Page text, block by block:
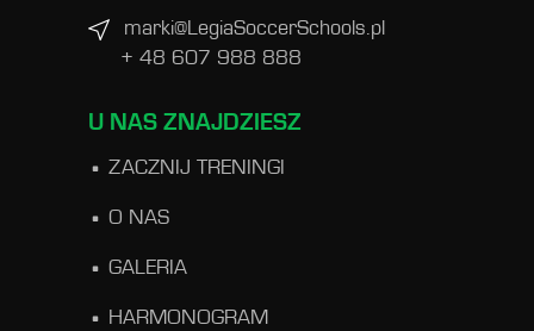
marki@LegiaSoccerSchools.pl
+ 48 607 988 888
U NAS ZNAJDZIESZ
ZACZNIJ TRENINGI
O NAS
GALERIA
HARMONOGRAM